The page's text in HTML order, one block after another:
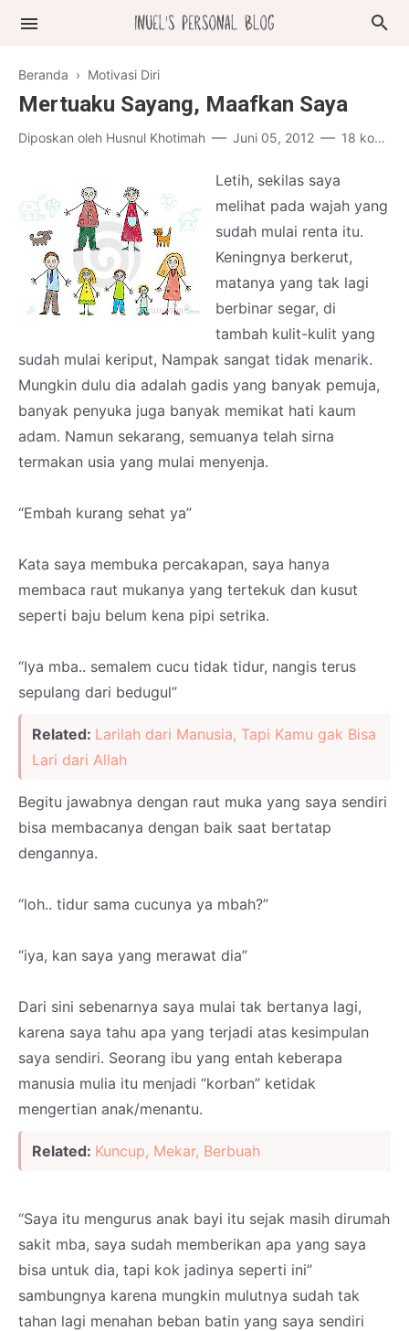
Beranda › Motivasi Diri
Mertuaku Sayang, Maafkan Saya
Diposkan oleh Husnul Khotimah Juni 05, 2012 18 komentar
Letih, sekilas saya
melihat pada wajah yang
sudah mulai renta itu.
Keningnya berkerut,
matanya yang tak lagi
berbinar segar, di
tambah kulit-kulit yang
sudah mulai keriput, Nampak sangat tidak menarik.
Mungkin dulu dia adalah gadis yang banyak pemuja,
banyak penyuka juga banyak memikat hati kaum
adam. Namun sekarang, semuanya telah sirna
termakan usia yang mulai menyenja.
“Embah kurang sehat ya”
Kata saya membuka percakapan, saya hanya
membaca raut mukanya yang tertekuk dan kusut
seperti baju belum kena pipi setrika.
“Iya mba.. semalem cucu tidak tidur, nangis terus
sepulang dari bedugul”
Related: Larilah dari Manusia, Tapi Kamu gak Bisa
Lari dari Allah
Begitu jawabnya dengan raut muka yang saya sendiri
bisa membacanya dengan baik saat bertatap
dengannya.
“loh.. tidur sama cucunya ya mbah?”
“iya, kan saya yang merawat dia”
Dari sini sebenarnya saya mulai tak bertanya lagi,
karena saya tahu apa yang terjadi atas kesimpulan
saya sendiri. Seorang ibu yang entah keberapa
manusia mulia itu menjadi “korban” ketidak
mengertian anak/menantu.
Related: Kuncup, Mekar, Berbuah
“Saya itu mengurus anak bayi itu sejak masih dirumah
sakit mba, saya sudah memberikan apa yang saya
bisa untuk dia, tapi kok jadinya seperti ini”
sambungnya karena mungkin mulutnya sudah tak
tahan lagi menahan beban batin yang saya sendiri